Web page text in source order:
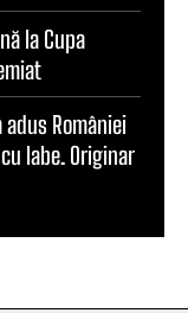
la Cupa
României
labe. Originar